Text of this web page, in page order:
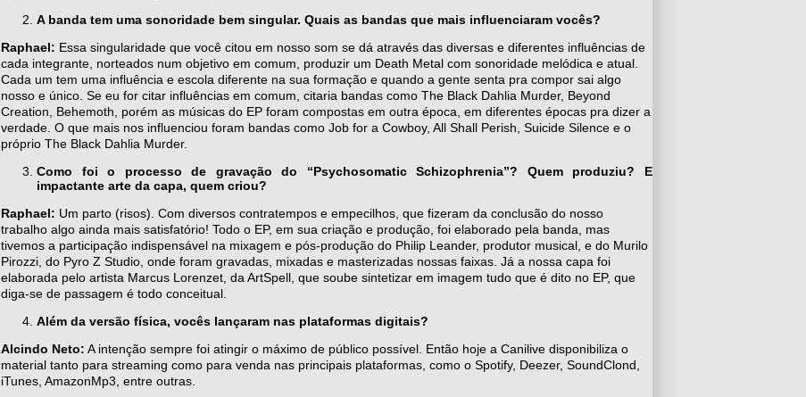
A banda tem uma sonoridade bem singular. Quais as bandas que mais influenciaram vocês?
Raphael: Essa singularidade que você citou em nosso som se dá através das diversas e diferentes influências de
cada integrante, norteados num objetivo em comum, produzir um Death Metal com sonoridade melódica e atual.
Cada um tem uma influência e escola diferente na sua formação e quando a gente senta pra compor sai algo
nosso e único. Se eu for citar influências em comum, citaria bandas como The Black Dahlia Murder, Beyond
Creation, Behemoth, porém as músicas do EP foram compostas em outra época, em diferentes épocas pra dizer a
verdade. O que mais nos influenciou foram bandas como Job for a Cowboy, All Shall Perish, Suicide Silence e o
próprio The Black Dahlia Murder.
Como foi o processo de gravação do “Psychosomatic Schizophrenia”? Quem produziu? E
impactante arte da capa, quem criou?
Raphael: Um parto (risos). Com diversos contratempos e empecilhos, que fizeram da conclusão do nosso
trabalho algo ainda mais satisfatório! Todo o EP, em sua criação e produção, foi elaborado pela banda, mas
tivemos a participação indispensável na mixagem e pós-produção do Philip Leander, produtor musical, e do Murilo
Pirozzi, do Pyro Z Studio, onde foram gravadas, mixadas e masterizadas nossas faixas. Já a nossa capa foi
elaborada pelo artista Marcus Lorenzet, da ArtSpell, que soube sintetizar em imagem tudo que é dito no EP, que
diga-se de passagem é todo conceitual.
Além da versão física, vocês lançaram nas plataformas digitais?
Alcindo Neto: A intenção sempre foi atingir o máximo de público possível. Então hoje a Canilive disponibiliza o
material tanto para streaming como para venda nas principais plataformas, como o Spotify, Deezer, SoundClond,
iTunes, AmazonMp3, entre outras.